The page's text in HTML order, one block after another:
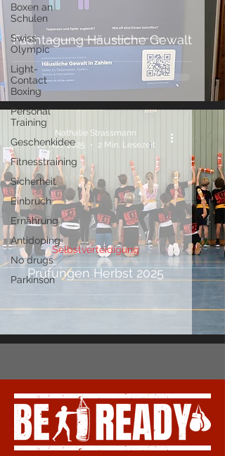
Boxen an
Schulen
Swiss
Olympic
Light-
Contact
Boxing
Personal
Training
Geschenkidee
Fitnesstraining
Sicherheit
Einbruch
Ernährung
Antidoping
No drugs
Parkinson
Fachtagung Häusliche Gewalt
Prüfungen Herbst 2025
Selbstverteidigung
Nathalie Strassmann
16. Nov. 2025
2 Min. Lesezeit